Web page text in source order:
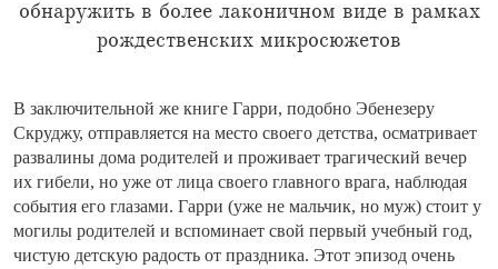
обнаружить в более лаконичном виде в рамках
рождественских микросюжетов
В заключительной же книге Гарри, подобно Эбенезеру
Скруджу, отправляется на место своего детства, осматривает
развалины дома родителей и проживает трагический вечер
их гибели, но уже от лица своего главного врага, наблюдая
события его глазами. Гарри (уже не мальчик, но муж) стоит у
могилы родителей и вспоминает свой первый учебный год,
чистую детскую радость от праздника. Этот эпизод очень